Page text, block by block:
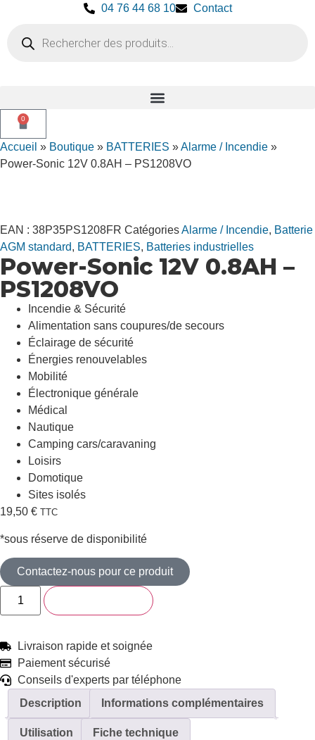
04 76 44 68 10 Contact
0
Accueil » Boutique » BATTERIES »Alarme / Incendie »
Power-Sonic 12V 0.8AH – PS1208VO
EAN : 38P35PS1208FR CatégoriesAlarme / Incendie, Batterie
AGM standard, BATTERIES, Batteries industrielles
Power-Sonic 12V 0.8AH –
PS1208VO
Incendie & Sécurité
Alimentation sans coupures/de secours
Éclairage de sécurité
Énergies renouvelables
Mobilité
Électronique générale
Médical
Nautique
Camping cars/caravaning
Loisirs
Domotique
Sites isolés
19,50 € TTC
*sous réserve de disponibilité
Contactez-nous pour ce produit
Livraison rapide et soignée
Paiement sécurisé
Conseils d'experts par téléphone
Description
Informations complémentaires
Utilisation Fiche technique